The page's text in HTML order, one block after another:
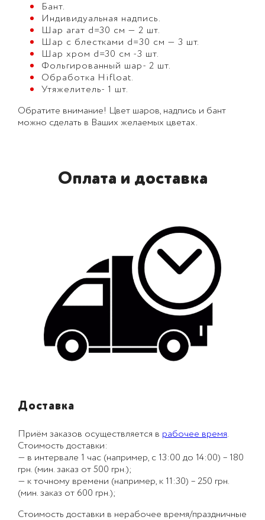
Бант.
Индивидуальная надпись.
Шар агат d=30 см — 2 шт.
Шар с блестками d=30 см — 3 шт.
Шар хром d=30 см -3 шт.
Фольгированный шар- 2 шт.
Обработка Hifloat.
Утяжелитель- 1 шт.
Обратите внимание! Цвет шаров, надпись и бант
можно сделать в Ваших желаемых цветах.
Оплата и доставка
Доставка
Приём заказов осуществляется в рабочее время.
Стоимость доставки:
— в интервале 1 час (например, с 13:00 до 14:00) – 180
грн. (мин. заказ от 500 грн.);
— к точному времени (например, к 11:30) – 250 грн.
(мин. заказ от 600 грн.);
Стоимость доставки в нерабочее время/праздничные